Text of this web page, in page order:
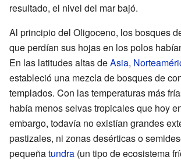
resultado, el nivel del mar bajó.
Al principio del Oligoceno, los bosques
que perdían sus hojas en los polos
En las latitudes altas deAsia,
estableció una mezcla de bosques de
templados. Con las temperaturas más
había menos selvas tropicales que hoy
embargo, todavía no existían grandes
pastizales, ni zonas desérticas o
pequeñatundra (un tipo de ecosistema